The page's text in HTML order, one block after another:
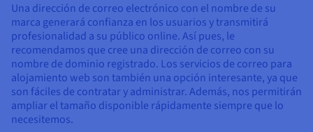
Una dirección de correo electrónico con el nombre de su
marca generará confianza en los usuarios y transmitirá
profesionalidad a su público online. Así pues, le
recomendamos que cree una dirección de correo con su
nombre de dominio registrado. Los servicios de correo para
alojamiento web son también una opción interesante, ya que
son fáciles de contratar y administrar. Además, nos permitirán
ampliar el tamaño disponible rápidamente siempre que lo
necesitemos.